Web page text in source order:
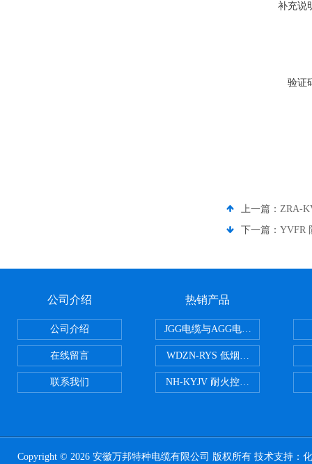
补充说
验证
上一篇： ZRA-
下一篇： YVFR
公司介绍
公司介绍
在线留言
联系我们
热销产品
JGG电缆与AGG电缆有什么区别
WDZN-RYS 低烟无卤耐火双绞线
NH-KYJV 耐火控制电缆
Copyright © 2026 安徽万邦特种电缆有限公司 版权所有 技术支持：